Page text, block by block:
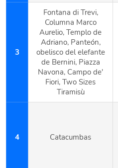
3
Fontana di Trevi,
Columna Marco
Aurelio, Templo de
Adriano, Panteón,
obelisco del elefante
de Bernini, Piazza
Navona, Campo de'
Fiori, Two Sizes
Tiramisù
4 Catacumbas